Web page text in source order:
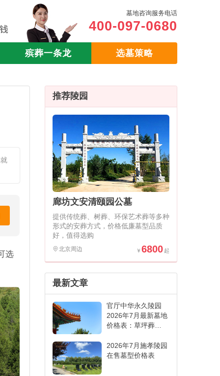
墓地咨询服务电话
400-097-0680
殡葬一条龙 选墓策略
选
推荐陵园
廊坊文安清颐园公墓
提供传统葬、树葬、环保艺术葬等多种
形式的安葬方式，价格低廉墓型品质
好，值得选购
北京周边 6800
最新文章
官厅中华永久陵园
2026年7月最新墓地
价格表：草坪葬
表看懂
2026年7月施孝陵园
在售墓型价格表